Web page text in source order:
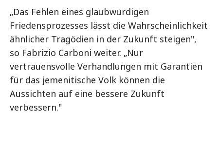
„Das Fehlen eines glaubwürdigen
Friedensprozesses lässt die Wahrscheinlichkeit
ähnlicher Tragödien in der Zukunft steigen",
so Fabrizio Carboni weiter. „Nur
vertrauensvolle Verhandlungen mit Garantien
für das jemenitische Volk können die
Aussichten auf eine bessere Zukunft
verbessern."